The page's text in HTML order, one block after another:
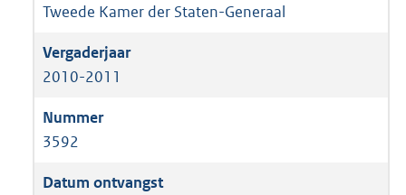
Tweede Kamer der Staten-Generaal
2010-2011
3592